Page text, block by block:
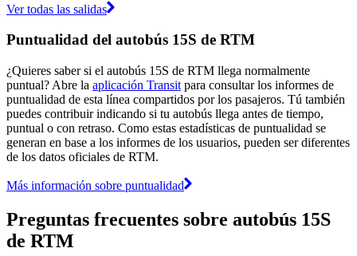
Ver todas las salidas
Puntualidad del autobús 15S de RTM
¿Quieres saber si el autobús 15S de RTM llega normalmente
puntual? Abre la aplicación Transit para consultar los informes de
puntualidad de esta línea compartidos por los pasajeros. Tú también
puedes contribuir indicando si tu autobús llega antes de tiempo,
puntual o con retraso. Como estas estadísticas de puntualidad se
generan en base a los informes de los usuarios, pueden ser diferentes
de los datos oficiales de RTM.
Más información sobre puntualidad
Preguntas frecuentes sobre autobús 15S
de RTM